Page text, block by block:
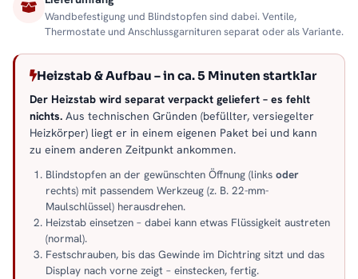
Wandbefestigung und Blindstopfen sind dabei. Ventile,
Thermostate und Anschlussgarnituren separat oder als Variante.
Heizstab & Aufbau – in ca. 5 Minuten startklar
Der Heizstab wird separat verpackt geliefert – es fehlt
nichts. Aus technischen Gründen (befüllter, versiegelter
Heizkörper) liegt er in einem eigenen Paket bei und kann
zu einem anderen Zeitpunkt ankommen.
Blindstopfen an der gewünschten Öffnung (links oder
rechts) mit passendem Werkzeug (z. B. 22-mm-
Maulschlüssel) herausdrehen.
Heizstab einsetzen – dabei kann etwas Flüssigkeit austreten
(normal).
Festschrauben, bis das Gewinde im Dichtring sitzt und das
Display nach vorne zeigt – einstecken, fertig.